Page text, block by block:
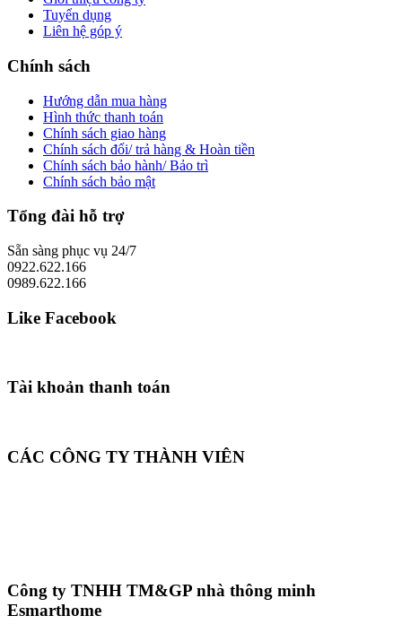
Tuyển dụng
Liên hệ góp ý
Chính sách
Hướng dẫn mua hàng
Hình thức thanh toán
Chính sách giao hàng
Chính sách đổi/ trả hàng & Hoàn tiền
Chính sách bảo hành/ Bảo trì
Chính sách bảo mật
Tổng đài hỗ trợ
Sẵn sàng phục vụ 24/7
0922.622.166
0989.622.166
Like Facebook
Tài khoản thanh toán
CÁC CÔNG TY THÀNH VIÊN
Công ty TNHH TM&GP nhà thông minh
Esmarthome